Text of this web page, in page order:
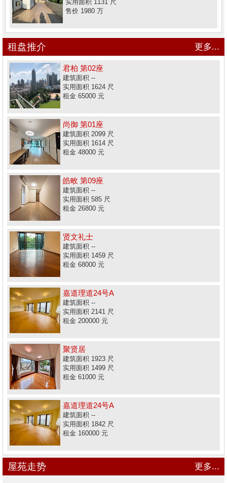
实用面积 1131 尺
售价 1980 万
租盘推介 更多...
君柏 第02座
建筑面积 --
实用面积 1624 尺
租金 65000 元
尚御 第01座
建筑面积 2099 尺
实用面积 1614 尺
租金 48000 元
皓畋 第09座
建筑面积 --
实用面积 585 尺
租金 26800 元
贤文礼士
建筑面积 --
实用面积 1459 尺
租金 68000 元
嘉道理道24号A
建筑面积 --
实用面积 2141 尺
租金 200000 元
聚贤居
建筑面积 1923 尺
实用面积 1499 尺
租金 61000 元
嘉道理道24号A
建筑面积 --
实用面积 1842 尺
租金 160000 元
屋苑走势 更多...